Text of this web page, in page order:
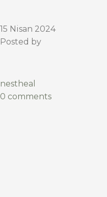
15 Nisan 2024
Posted by
nestheal
0 comments